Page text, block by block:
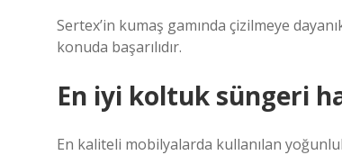
Sertex’in kumaş gamında çizilmeye
konuda başarılıdır.
En iyi koltuk süngeri
En kaliteli mobilyalarda kullanılan